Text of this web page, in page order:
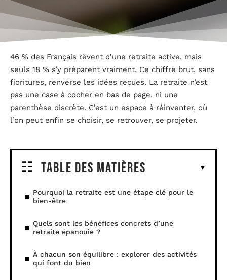
46 % des Français rêvent d’une retraite active, mais
seuls 18 % s’y préparent vraiment. Ce chiffre brut, sans
fioritures, renverse les idées reçues. La retraite n’est
pas une case à cocher en bas de page, ni une
parenthèse discrète. C’est un espace à réinventer, où
l’on peut enfin se choisir, se retrouver, se projeter.
Table des matières
Pourquoi la retraite est une étape clé pour le
bien-être
Quels sont les bénéfices concrets d’une
retraite épanouie ?
À chacun son équilibre : explorer des activités
qui font du bien